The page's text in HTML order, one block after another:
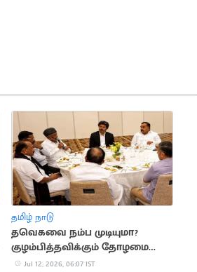
தமிழ் நாடு
தவெகவை நம்ப முடியுமா?
குழம்பித்தவிக்கும் தோழமை
கட்சிகள்
Jul 12, 2026, 06:07 IST